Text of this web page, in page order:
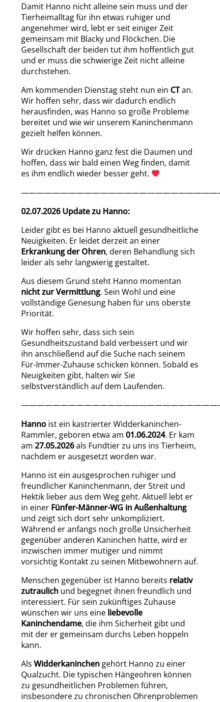
Damit Hanno nicht alleine sein muss und der
Tierheimalltag für ihn etwas ruhiger und
angenehmer wird, lebt er seit einiger Zeit
gemeinsam mit Blacky und Flöckchen. Die
Gesellschaft der beiden tut ihm hoffentlich gut
und er muss die schwierige Zeit nicht alleine
durchstehen.
Am kommenden Dienstag steht nun ein CTan.
Wir hoffen sehr, dass wir dadurch endlich
herausfinden, was Hanno so große Probleme
bereitet und wie wir unserem Kaninchenmann
gezielt helfen können.
Wir drücken Hanno ganz fest die Daumen und
hoffen, dass wir bald einen Weg finden, damit
es ihm endlich wieder besser geht.
02.07.2026 Update zu Hanno:
Leider gibt es bei Hanno aktuell gesundheitliche
Neuigkeiten. Er leidet derzeit an einer
Erkrankung der Ohren, deren Behandlung sich
leider als sehr langwierig gestaltet.
Aus diesem Grund steht Hanno momentan
nicht zur Vermittlung. Sein Wohl und eine
vollständige Genesung haben für uns oberste
Priorität.
Wir hoffen sehr, dass sich sein
Gesundheitszustand bald verbessert und wir
ihn anschließend auf die Suche nach seinem
Für-Immer-Zuhause schicken können. Sobald es
Neuigkeiten gibt, halten wir Sie
selbstverständlich auf dem Laufenden.
Hanno ist ein kastrierter Widderkaninchen-
Rammler, geboren etwa am 01.06.2024. Er kam
am 27.05.2026als Fundtier zu uns ins Tierheim,
nachdem er ausgesetzt worden war.
Hanno ist ein ausgesprochen ruhiger und
freundlicher Kaninchenmann, der Streit und
Hektik lieber aus dem Weg geht. Aktuell lebt er
in einer Fünfer-Männer-WG in Außenhaltung
und zeigt sich dort sehr unkompliziert.
Während er anfangs noch große Unsicherheit
gegenüber anderen Kaninchen hatte, wird er
inzwischen immer mutiger und nimmt
vorsichtig Kontakt zu seinen Mitbewohnern auf.
Menschen gegenüber ist Hanno bereits relativ
zutraulich und begegnet ihnen freundlich und
interessiert. Für sein zukünftiges Zuhause
wünschen wir uns eine liebevolle
Kaninchendame, die ihm Sicherheit gibt und
mit der er gemeinsam durchs Leben hoppeln
kann.
Als Widderkaninchen gehört Hanno zu einer
Qualzucht. Die typischen Hängeohren können
zu gesundheitlichen Problemen führen,
insbesondere zu chronischen Ohrenproblemen